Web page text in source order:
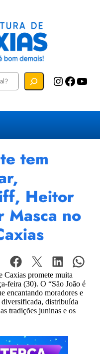
Instagram Facebook YouTube
tem
Heitor
Masca no
Caxias promete muita
feira (30). O “São João é
encantando moradores e
distribuída
tradições juninas e os